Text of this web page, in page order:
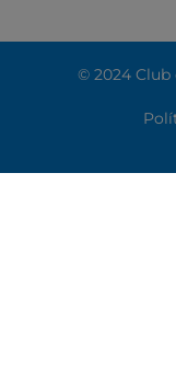
© 2024 Club